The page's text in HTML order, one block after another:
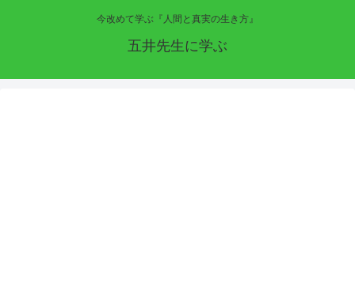
今改めて学ぶ『人間と真実の生き方』
五井先生に学ぶ